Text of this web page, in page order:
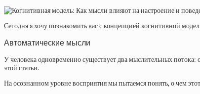
Сегодня я хочу познакомить вас с концепцией когнитивной
Автоматические мысли
У человека одновременно существует два мыслительных
этой статьи.
На осознанном уровне восприятия мы пытаемся понять, о чем